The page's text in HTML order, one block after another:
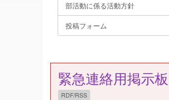
部活動に係る活動方針
投稿フォーム
緊急連絡用掲示板
RDF/RSS